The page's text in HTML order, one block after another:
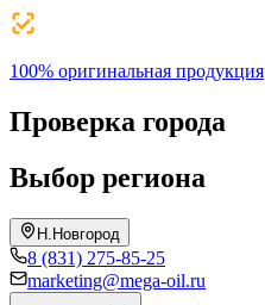
100% оригинальная продукция
Проверка города
Выбор региона
Н.Новгород
8 (831) 275-85-25
marketing@mega-oil.ru